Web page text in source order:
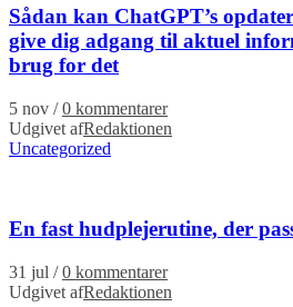
Sådan kan ChatGPT’s
give dig adgang til aktuel
brug for det
5 nov / 0 kommentarer
Udgivet afRedaktionen
Uncategorized
En fast hudplejerutine, der
31 jul / 0 kommentarer
Udgivet afRedaktionen